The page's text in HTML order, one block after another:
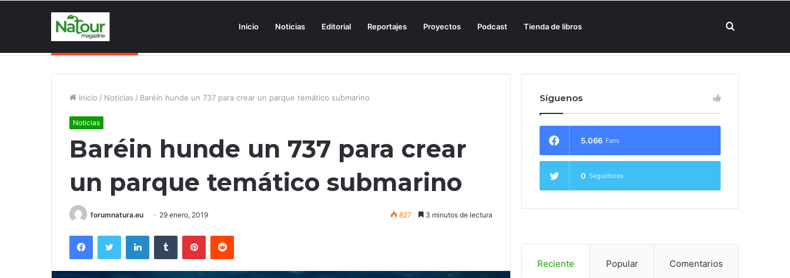
Inicio Noticias Editorial Reportajes Proyectos Podcast Tienda de libros Buscar
Inicio / Noticias / Baréin hunde un 737 para crear un parque temático submarino
Noticias
Baréin hunde un 737 para crear
un parque temático submarino
forumnatura.eu 29 enero, 2019 827 3 minutos de lectura
FacebookTwitter LinkedInTumblr PinterestReddit
Síguenos
5.066 Fans
0 Seguidores
Reciente Popular Comentarios